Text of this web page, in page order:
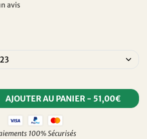
avis
AJOUTER AU PANIER - 51,00€
100% Sécurisés